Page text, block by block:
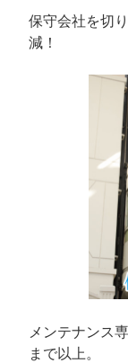
保守会社を切
減！
メンテナンス
まで以上。